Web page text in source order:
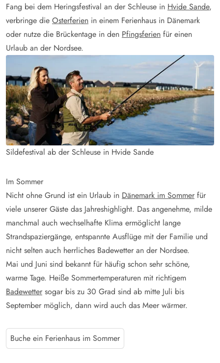
Fang bei dem Heringsfestival an der Schleuse in Hvide Sande,
verbringe die Osterferien in einem Ferienhaus in Dänemark
oder nutze die Brückentage in den Pfingsferien für einen
Urlaub an der Nordsee.
Sildefestival ab der Schleuse in Hvide Sande
Im Sommer
Nicht ohne Grund ist ein Urlaub in Dänemark im Sommer für
viele unserer Gäste das Jahreshighlight. Das angenehme, milde
manchmal auch wechselhafte Klima ermöglicht lange
Strandspaziergänge, entspannte Ausflüge mit der Familie und
nicht selten auch herrliches Badewetter an der Nordsee.
Mai und Juni sind bekannt für häufig schon sehr schöne,
warme Tage. Heiße Sommertemperaturen mit richtigem
Badewetter sogar bis zu 30 Grad sind ab mitte Juli bis
September möglich, dann wird auch das Meer wärmer.
Buche ein Ferienhaus im Sommer